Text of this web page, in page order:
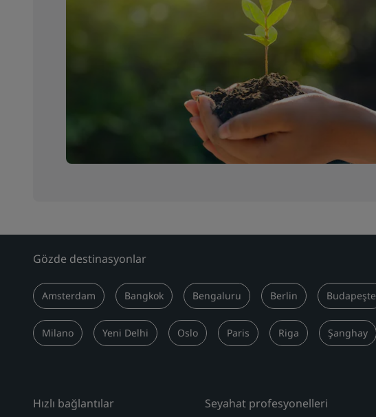
Gözde destinasyonlar
Amsterdam Bangkok Bengaluru Berlin Budapeşte
Milano Yeni Delhi Oslo Paris Riga Şanghay
Hızlı bağlantılar Seyahat profesyonelleri